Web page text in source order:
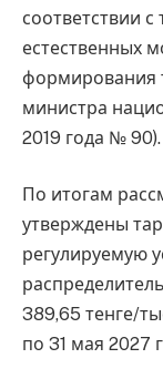
соответствии
естественных
формирования
министра
2019 года № 90).
По итогам
утверждены
регулируемую
389,65 тенге/
по 31 мая 2027